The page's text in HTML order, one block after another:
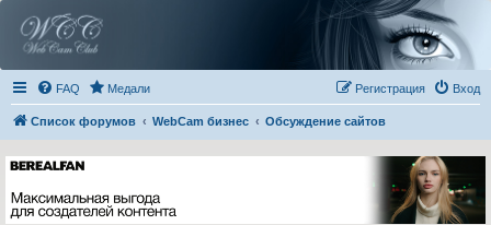
FAQ Медали Вход
Регистрация
Список форумов WebCam бизнес Обсуждение сайтов